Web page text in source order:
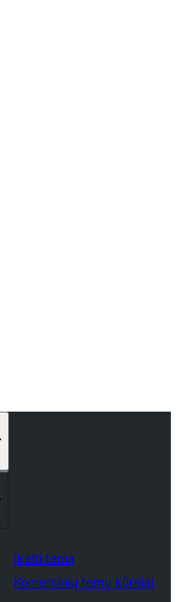
Įkelti temą
Komercinių temų kūrėjai